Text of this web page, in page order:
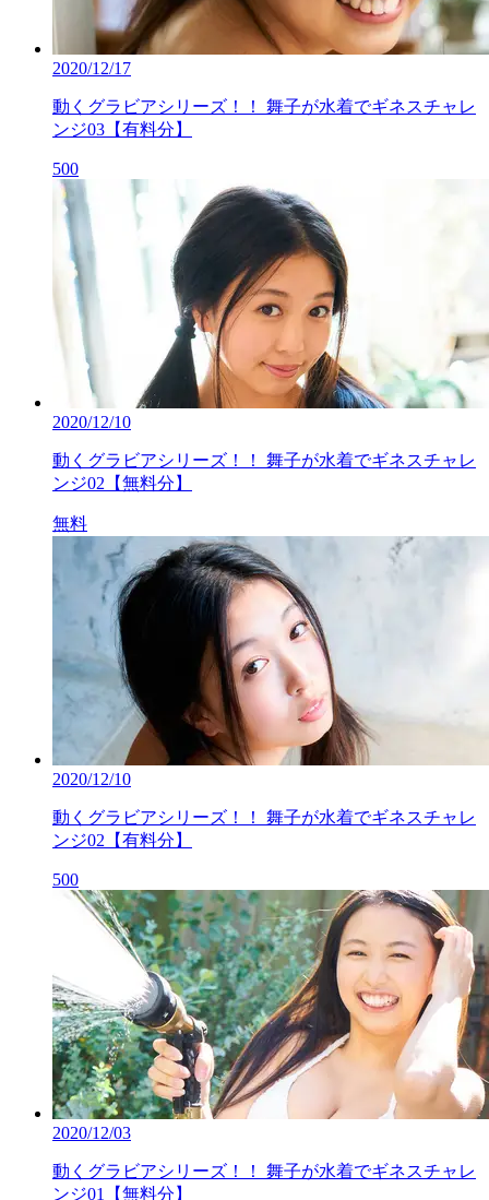
2020/12/17
動くグラビアシリーズ！！ 舞子が水着でギネスチャレ
ンジ03【有料分】
500
2020/12/10
動くグラビアシリーズ！！ 舞子が水着でギネスチャレ
ンジ02【無料分】
無料
2020/12/10
動くグラビアシリーズ！！ 舞子が水着でギネスチャレ
ンジ02【有料分】
500
2020/12/03
動くグラビアシリーズ！！ 舞子が水着でギネスチャレ
ンジ01【無料分】